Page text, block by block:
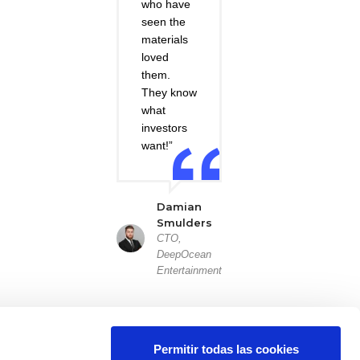
Permitir todas las cookies
who have
seen the
materials
loved
them.
They know
what
investors
want!”
Damian
Smulders
CTO,
DeepOcean
Entertainment